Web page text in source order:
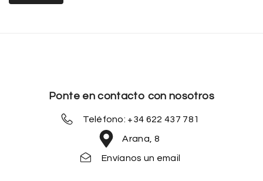
Ponte en contacto con nosotros
Teléfono: +34 622 437 781
Arana, 8
Envíanos un email